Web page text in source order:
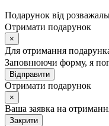
Подарунок від
Отримати подарунок
×
Для отримання
Заповнюючи форму, я
Відправити
Отримати подарунок
×
Ваша заявка на
Закрити